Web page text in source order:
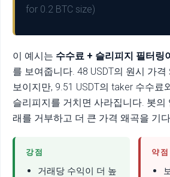
for 0.2 BTC size)
이 예시는 수수료 + 슬리피지 필터링
를 보여줍니다. 48 USDT의 원시 가
보이지만, 9.51 USDT의 taker 수수료
슬리피지를 거치면 사라집니다. 봇의
래를 거부하고 더 큰 가격 왜곡을 기
강점
거래당 수익이 더 높
약점